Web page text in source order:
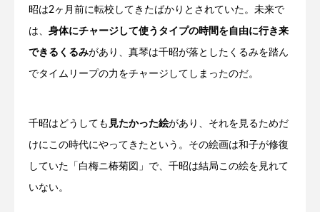
昭は2ヶ月前に転校してきたばかりとされていた。未来で
は、 身体にチャージして使うタイプの時間を自由に行き来
できるくるみがあり、真琴は千昭が落としたくるみを踏ん
でタイムリープの力をチャージしてしまったのだ。
千昭はどうしても 見たかった絵があり、それを見るためだ
けにこの時代にやってきたという。その絵画は和子が修復
していた「白梅ニ椿菊図」で、千昭は結局この絵を見れて
いない。